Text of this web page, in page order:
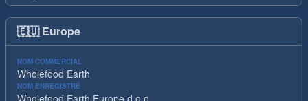
🇪🇺 Europe
NOM COMMERCIAL
Wholefood Earth
NOM ENREGISTRÉ
Wholefood Earth Europe d.o.o.